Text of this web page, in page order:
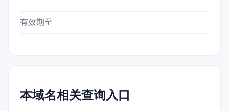
有效期至
本域名相关查询入口